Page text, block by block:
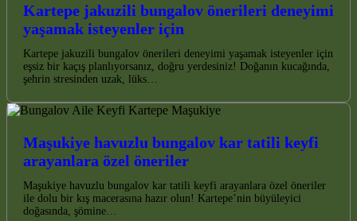
Kartepe jakuzili bungalov önerileri deneyimi
yaşamak isteyenler için
Kartepe jakuzili bungalov önerileri deneyimi yaşamak isteyenler için
eşsiz bir kaçış planlıyorsanız, doğru yerdesiniz! Doğanın kucağında,
şehrin stresinden uzak, lüks…
Maşukiye havuzlu bungalov kar tatili keyfi
arayanlara özel öneriler
Maşukiye havuzlu bungalov kar tatili keyfi arayanlara özel öneriler
ile dolu bir kış macerasına hazır olun! Kartepe’nin büyüleyici
doğasında, şömine…